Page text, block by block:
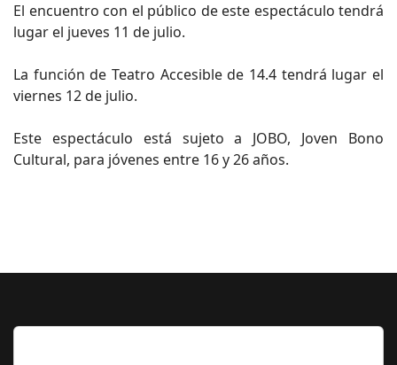
El encuentro con el público de este espectáculo tendrá
lugar el jueves 11 de julio.
La función de Teatro Accesible de 14.4 tendrá lugar el
viernes 12 de julio.
Este espectáculo está sujeto a JOBO, Joven Bono
Cultural, para jóvenes entre 16 y 26 años.